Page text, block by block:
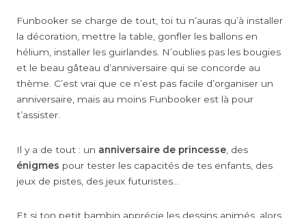
Funbooker se charge de tout, toi tu n’auras qu’à installer
la décoration, mettre la table, gonfler les ballons en
hélium, installer les guirlandes. N’oublies pas les bougies
et le beau gâteau d’anniversaire qui se concorde au
thème. C’est vrai que ce n’est pas facile d’organiser un
anniversaire, mais au moins Funbooker est là pour
t’assister.
Il y a de tout : un anniversaire de princesse , des
énigmes pour tester les capacités de tes enfants, des
jeux de pistes, des jeux futuristes…
Et si ton petit bambin apprécie les dessins animés, alors